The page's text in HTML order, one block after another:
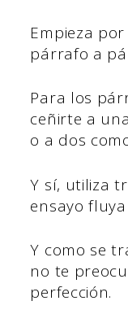
Empieza
párrafo a
Para los
ceñirte a
o a dos
Y sí, utiliza
ensayo
Y como se
no te
perfección.